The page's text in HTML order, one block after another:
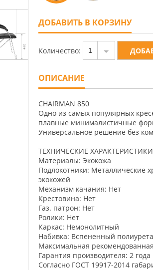
ДОБАВИТЬ В КОРЗИНУ
Количество: 1
ОПИСАНИЕ
CHAIRMAN 850
Одно из самых популярных
плавные минималистичные
Универсальное решение без
ТЕХНИЧЕСКИЕ
Материалы: Экокожа
Подлокотники: Металлические
экокожей
Механизм качания: Нет
Крестовина: Нет
Газ. патрон: Нет
Ролики: Нет
Каркас: Немонолитный
Набивка: Вспененный
Максимальная
Гарантия производителя: 2 года
Согласно ГОСТ 19917-2014